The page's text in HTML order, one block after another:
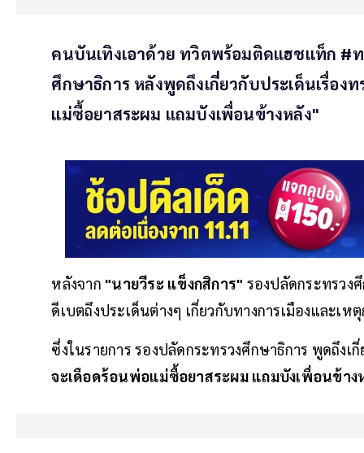
คนบันเทิงเอาด้วย ทวิตพร้อมติดแฮชแท็ก #
ศึกษาธิการ หลังพูดถึงเกี่ยวกับประเด็นเรื่อ
แม่ซื้อยาสระผม แถมบังเพื่อนข้างหลัง"
หลังจาก "นายวีระ แข็งกสิการ" รองปลัดกระทรวง
ดีเบตถึงประเด็นต่างๆ เกี่ยวกับทางการเมืองและเ
ซึ่งในรายการ รองปลัดกระทรวงศึกษาธิการ พูดถึงเ
จะเดือดร้อนพ่อแม่ซื้อยาสระผม แถมบังเพื่อนข้าง